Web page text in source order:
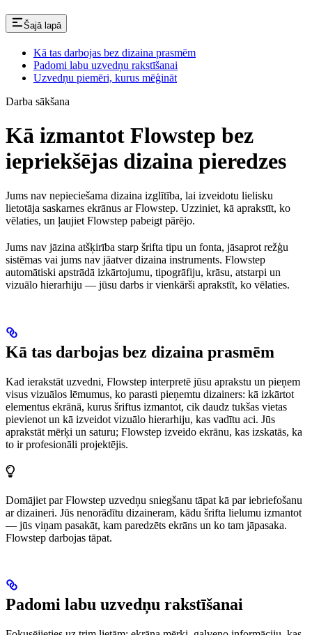
Šajā lapā
Kā tas darbojas bez dizaina prasmēm
Padomi labu uzvedņu rakstīšanai
Uzvedņu piemēri, kurus mēģināt
Darba sākšana
Kā izmantot Flowstep bez
iepriekšējas dizaina pieredzes
Jums nav nepieciešama dizaina izglītība, lai izveidotu lielisku
lietotāja saskarnes ekrānus ar Flowstep. Uzziniet, kā aprakstīt, ko
vēlaties, un ļaujiet Flowstep pabeigt pārējo.
Jums nav jāzina atšķirība starp šrifta tipu un fonta, jāsaprot režģu
sistēmas vai jums nav jāatver dizaina instruments. Flowstep
automātiski apstrādā izkārtojumu, tipogrāfiju, krāsu, atstarpi un
vizuālo hierarhiju — jūsu darbs ir vienkārši aprakstīt, ko vēlaties.
Kā tas darbojas bez dizaina prasmēm
Kad ierakstāt uzvedni, Flowstep interpretē jūsu aprakstu un pieņem
visus vizuālos lēmumus, ko parasti pieņemtu dizainers: kā izkārtot
elementus ekrānā, kurus šriftus izmantot, cik daudz tukšas vietas
pievienot un kā izveidot vizuālo hierarhiju, kas vadītu aci. Jūs
aprakstāt mērķi un saturu; Flowstep izveido ekrānu, kas izskatās, ka
to ir profesionāli projektējis.
Domājiet par Flowstep uzvedņu sniegšanu tāpat kā par iebriefošanu
ar dizaineri. Jūs nenorādītu dizaineram, kādu šrifta lielumu izmantot
— jūs viņam pasakāt, kam paredzēts ekrāns un ko tam jāpasaka.
Flowstep darbojas tāpat.
Padomi labu uzvedņu rakstīšanai